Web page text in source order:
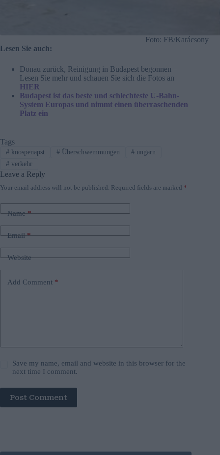
Foto: FB/Karácsony
Lesen Sie auch:
Donau zurück, Reinigung in Budapest begonnen –
Lesen Sie mehr und schauen Sie sich die Fotos an
HIER
Budapest ist das beste und schlechteste U-Bahn-
System Europas und nimmt einen überraschenden
Platz ein
Tags
#knospenapst #Überschwemmungen # ungarn
#verkehr
Leave a Reply
Your email address will not be published. Required fields are marked *
Name*
Email*
Website
Add Comment *
Save my name, email and website in this browser for the
next time I comment.
Post Comment